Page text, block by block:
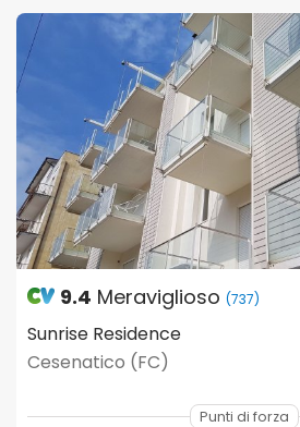
9.4 Meraviglioso (737)
Sunrise Residence
Cesenatico (FC)
Punti di forza